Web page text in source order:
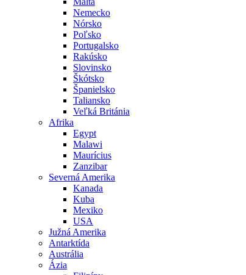
Nemecko
Nórsko
Poľsko
Portugalsko
Rakúsko
Slovinsko
Škótsko
Španielsko
Taliansko
Veľká Británia
Afrika
Egypt
Malawi
Maurícius
Zanzibar
Severná Amerika
Kanada
Kuba
Mexiko
USA
Južná Amerika
Antarktída
Austrália
Ázia